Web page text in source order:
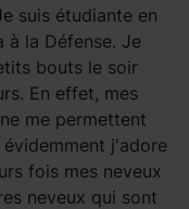
suis étudiante en
à la Défense. Je
bouts le soir
En effet, mes
me permettent
j'adore
fois mes neveux
neveux qui sont